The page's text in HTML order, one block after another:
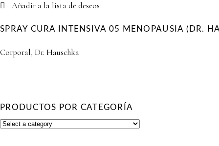
Añadir a la lista de deseos
SPRAY CURA INTENSIVA 05 MENOPAUSIA (DR.
Corporal, Dr. Hauschka
PRODUCTOS POR CATEGORÍA